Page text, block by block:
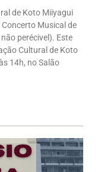
de Koto Miiyagui
Musical de
perécivel). Este
Cultural de Koto
14h, no Salão